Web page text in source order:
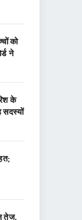
को
ने
के
सदस्यों
तेज,